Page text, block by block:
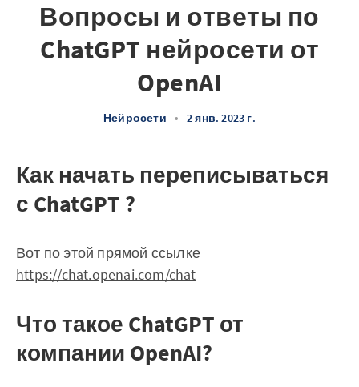
Вопросы и ответы по
ChatGPT нейросети от
OpenAI
Нейросети • 2 янв. 2023 г.
Как начать переписываться
с ChatGPT ?
Вот по этой прямой ссылке
https://chat.openai.com/chat
Что такое ChatGPT от
компании OpenAI?